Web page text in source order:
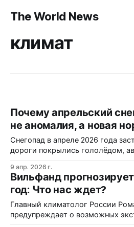
The World News
климат
Почему апрельский
не аномалия, а новая
Снегопад в апреле 2026 года
дороги покрылись гололёдом,
из шкафов. Климат становится
городская инфраструктура не
к резким перепадам температур
9 апр. 2026 г.
Вильфанд
год: Что нас ждет?
Главный климатолог России
предупреждает о возможных